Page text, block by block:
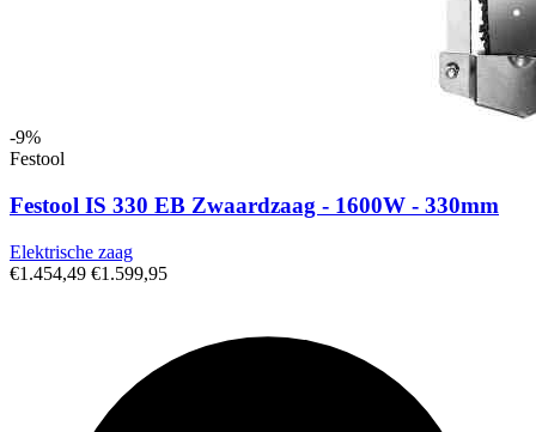
-9%
Festool
Festool IS 330 EB Zwaardzaag - 1600W - 330mm
Elektrische zaag
€1.454,49 €1.599,95